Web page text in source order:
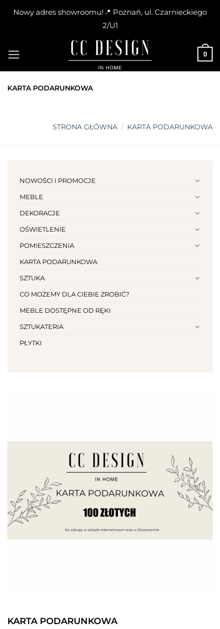
Nowy adres showroomu!📍 Poznań, ul. Czarnieckiego
2/U1
content
0
KARTA PODARUNKOWA
STRONA GŁÓWNA / KARTA PODARUNKOWA
NOWOŚCI I PROMOCJE
MEBLE
DEKORACJE
OŚWIETLENIE
POMIESZCZENIA
KARTA PODARUNKOWA
SZTUKA
CO MOŻEMY DLA CIEBIE ZROBIĆ?
MEBLE DOSTĘPNE OD RĘKI
SZTUKATERIA
PŁYTKI
KARTA PODARUNKOWA